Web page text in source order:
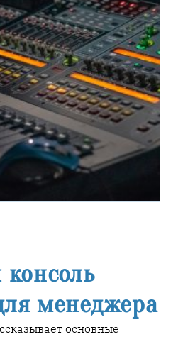
консоль
менеджера
основные